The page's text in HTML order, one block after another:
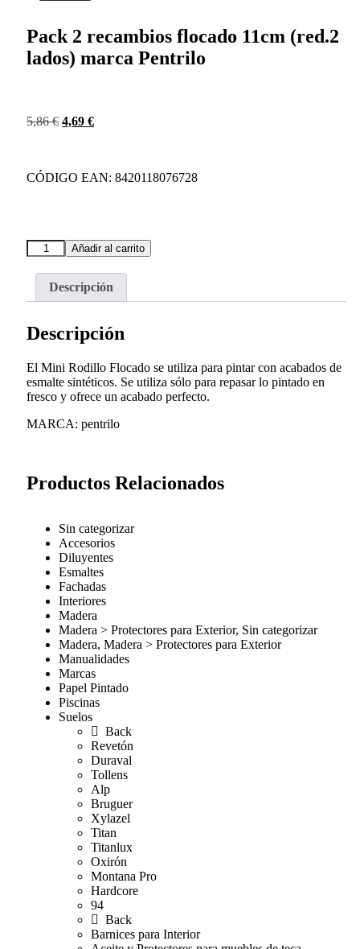
Pack 2 recambios flocado 11cm (red.2
lados) marca Pentrilo
5,86€ 4,69 €
CÓDIGO EAN: 8420118076728
Añadir al carrito
Descripción
Descripción
El Mini Rodillo Flocado se utiliza para pintar con acabados de
esmalte sintéticos. Se utiliza sólo para repasar lo pintado en
fresco y ofrece un acabado perfecto.
MARCA: pentrilo
Productos Relacionados
Sin categorizar
Accesorios
Diluyentes
Esmaltes
Fachadas
Interiores
Madera
Madera > Protectores para Exterior, Sin categorizar
Madera, Madera > Protectores para Exterior
Manualidades
Marcas
Papel Pintado
Piscinas
Suelos
Back
Revetón
Duraval
Tollens
Alp
Bruguer
Xylazel
Titan
Titanlux
Oxirón
Montana Pro
Hardcore
94
Back
Barnices para Interior